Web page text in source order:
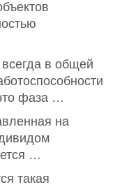
всегда в общей
фаза …
на
…
такая